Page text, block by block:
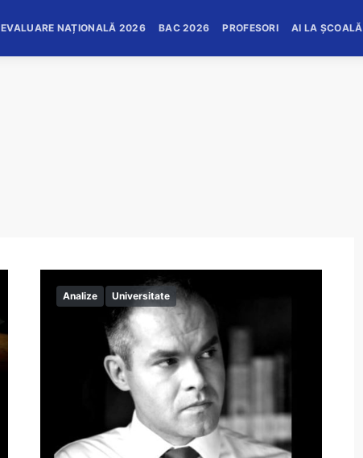
EVALUARE NAȚIONALĂ 2026 BAC 2026 PROFESORI AI LA ȘCOALĂ
Analize Universitate